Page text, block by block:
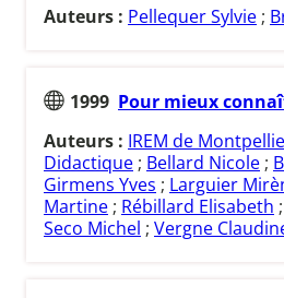
Auteurs : Pellequer Sylvie ;
1999 Pour mieux
Auteurs : IREM de
Didactique ; Bellard Nicole ;
Girmens Yves ; Larguier
Martine ; Rébillard Elisabeth ;
Seco Michel ; Vergne